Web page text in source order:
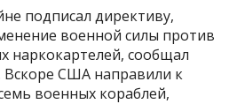
подписал директиву,
военной силы против
наркокартелей, сообщал
Вскоре США направили к
военных кораблей,